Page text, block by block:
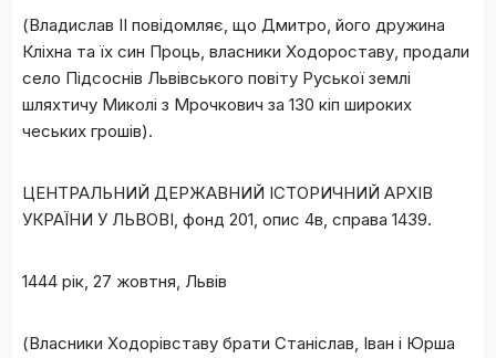
(Владислав ІІ повідомляє, що Дмитро, його дружина
Кліхна та їх син Проць, власники Ходороставу, продали
село Підсоснів Львівського повіту Руської землі
шляхтичу Миколі з Мрочкович за 130 кіп широких
чеських грошів).
ЦЕНТРАЛЬНИЙ ДЕРЖАВНИЙ ІСТОРИЧНИЙ АРХІВ
УКРАЇНИ У ЛЬВОВІ, фонд 201, опис 4в, справа 1439.
1444 рік, 27 жовтня, Львів
(Власники Ходорівставу брати Станіслав, Іван і Юрша